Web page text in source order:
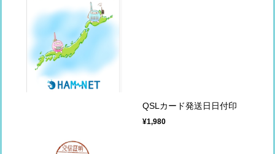
QSLカード発送日日付印
¥1,980